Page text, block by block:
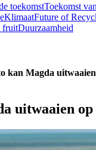
toekomstToekomst
KlimaatFuture of
fruitDuurzaamheid
kan Magda
uitwaaien op